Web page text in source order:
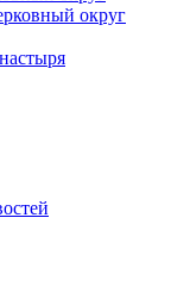
округ